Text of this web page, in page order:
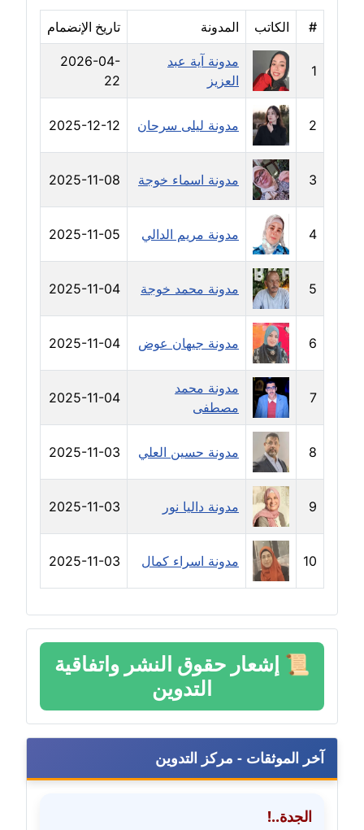
مدونة جيهان عوض
عاملة
مدونة حاتم سلامة
عاملة
مدونة حجازي يونس
عاملة
مدونة حسن رجب
عاملة
مدونة حسن غريب
معلق
مدونة حسن محي الدين
متوفي
مدونة حسين العلي
عاملة
مدونة حسين درمشاكي
عاملة
مدونة حلا عادل
عاملة
مدونة حنان الهواري
عاملة
مدونة حنان صلاح الدين
عاملة
مدونة حنان طنطاوي
متوفي
# الكاتب المدونة تاريخ الإنضمام
1
مدونة آية عبد
العزيز
2026-04-
22
2 مدونة ليلى سرحان 2025-12-12
3 مدونة اسماء خوجة 2025-11-08
4 مدونة مريم الدالي 2025-11-05
5 مدونة محمد خوجة 2025-11-04
6 مدونة جيهان عوض 2025-11-04
7
مدونة محمد
مصطفى
2025-11-04
8 مدونة حسين العلي 2025-11-03
9 مدونة داليا نور 2025-11-03
10 مدونة اسراء كمال 2025-11-03
📜 إشعار حقوق النشر واتفاقية
التدوين
آخر الموثقات - مركز التدوين
الجدة..!